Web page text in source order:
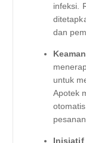
infeksi.
dan
untuk
Apotek
Inisiatif